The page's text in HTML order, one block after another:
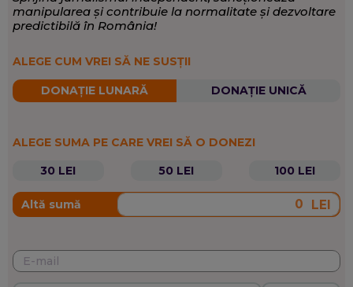
manipularea și contribuie la normalitate și dezvoltare
predictibilă în România!
ALEGE CUM VREI SĂ NE SUSȚII
DONAȚIE LUNARĂ DONAȚIE UNICĂ
ALEGE SUMA PE CARE VREI SĂ O DONEZI
30 LEI
50 LEI 100 LEI
Altă sumă LEI